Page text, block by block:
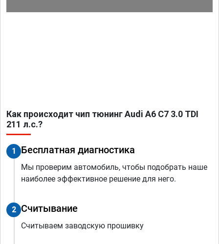
Как происходит чип тюнинг Audi A6 C7 3.0 TDI
211 л.с.?
1 Бесплатная диагностика
Мы проверим автомобиль, чтобы подобрать наше
наиболее эффективное решение для него.
2 Считывание
Считываем заводскую прошивку